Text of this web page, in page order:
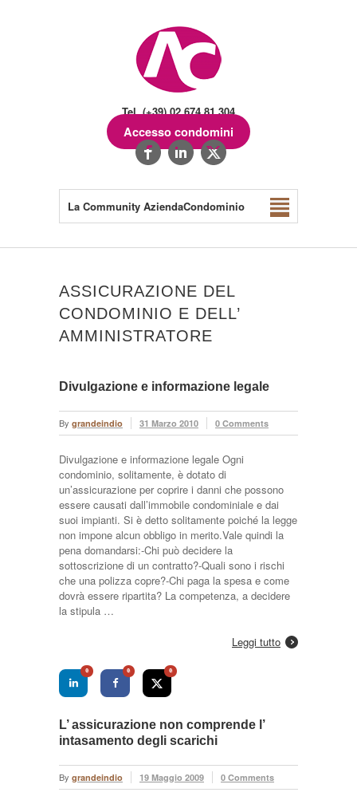
Tel. (+39) 02.674.81.304
Accesso condomini
La Community AziendaCondominio
ASSICURAZIONE DEL
CONDOMINIO E DELL’
AMMINISTRATORE
Divulgazione e informazione legale
By grandeindio 31 Marzo 2010 0 Comments
Divulgazione e informazione legale Ogni
condominio, solitamente, è dotato di
un’assicurazione per coprire i danni che possono
essere causati dall’immobile condominiale e dai
suoi impianti. Si è detto solitamente poiché la legge
non impone alcun obbligo in merito.Vale quindi la
pena domandarsi:-Chi può decidere la
sottoscrizione di un contratto?-Quali sono i rischi
che una polizza copre?-Chi paga la spesa e come
dovrà essere ripartita? La competenza, a decidere
la stipula …
Leggi tutto
0 0 0
L’ assicurazione non comprende l’
intasamento degli scarichi
By grandeindio 19 Maggio 2009 0 Comments